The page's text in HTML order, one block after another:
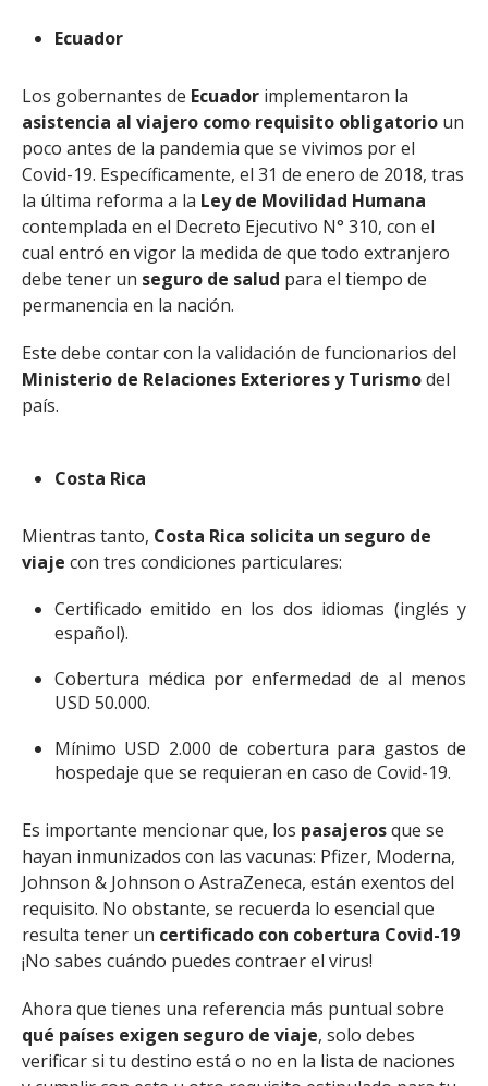
Ecuador
Los gobernantes de Ecuador implementaron la
asistencia al viajero como requisito obligatorio un
poco antes de la pandemia que se vivimos por el
Covid-19. Específicamente, el 31 de enero de 2018, tras
la última reforma a la Ley de Movilidad Humana
contemplada en el Decreto Ejecutivo N° 310, con el
cual entró en vigor la medida de que todo extranjero
debe tener un seguro de salud para el tiempo de
permanencia en la nación.
Este debe contar con la validación de funcionarios del
Ministerio de Relaciones Exteriores y Turismodel
país.
Costa Rica
Mientras tanto, Costa Rica solicita un seguro de
viaje con tres condiciones particulares:
Certificado emitido en los dos idiomas (inglés y
español).
Cobertura médica por enfermedad de al menos
USD 50.000.
Mínimo USD 2.000 de cobertura para gastos de
hospedaje que se requieran en caso de Covid-19.
Es importante mencionar que, los pasajerosque se
hayan inmunizados con las vacunas: Pfizer, Moderna,
Johnson & Johnson o AstraZeneca, están exentos del
requisito. No obstante, se recuerda lo esencial que
resulta tener un certificado con cobertura Covid-19
¡No sabes cuándo puedes contraer el virus!
Ahora que tienes una referencia más puntual sobre
qué países exigen seguro de viaje, solo debes
verificar si tu destino está o no en la lista de naciones